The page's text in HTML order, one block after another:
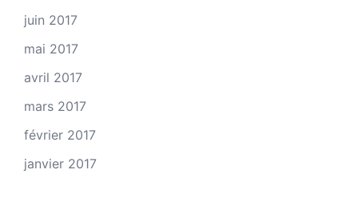
juin 2017
mai 2017
avril 2017
mars 2017
février 2017
janvier 2017